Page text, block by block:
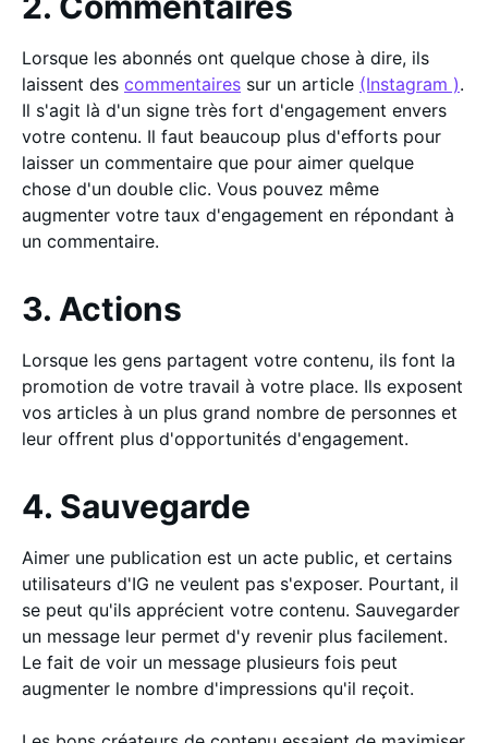
Lorsque les abonnés ont quelque chose à dire, ils
laissent des commentaires sur un article (Instagram ).
Il s'agit là d'un signe très fort d'engagement envers
votre contenu. Il faut beaucoup plus d'efforts pour
laisser un commentaire que pour aimer quelque
chose d'un double clic. Vous pouvez même
augmenter votre taux d'engagement en répondant à
un commentaire.
3. Actions
Lorsque les gens partagent votre contenu, ils font la
promotion de votre travail à votre place. Ils exposent
vos articles à un plus grand nombre de personnes et
leur offrent plus d'opportunités d'engagement.
4. Sauvegarde
Aimer une publication est un acte public, et certains
utilisateurs d'IG ne veulent pas s'exposer. Pourtant, il
se peut qu'ils apprécient votre contenu. Sauvegarder
un message leur permet d'y revenir plus facilement.
Le fait de voir un message plusieurs fois peut
augmenter le nombre d'impressions qu'il reçoit.